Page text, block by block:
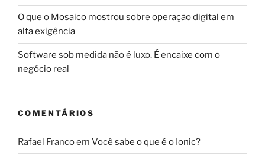
O que o Mosaico mostrou sobre operação digital em
alta exigência
Software sob medida não é luxo. É encaixe com o
negócio real
COMENTÁRIOS
Rafael Francoem Você sabe o que é o Ionic?